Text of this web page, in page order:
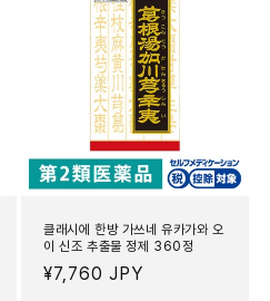
클래시에 한방 가쓰네 유카가와 오
이 신조 추출물 정제 360정
정
¥7,760 JPY